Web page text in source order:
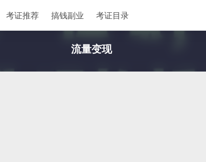
考证推荐 搞钱副业 考证目录
流量变现